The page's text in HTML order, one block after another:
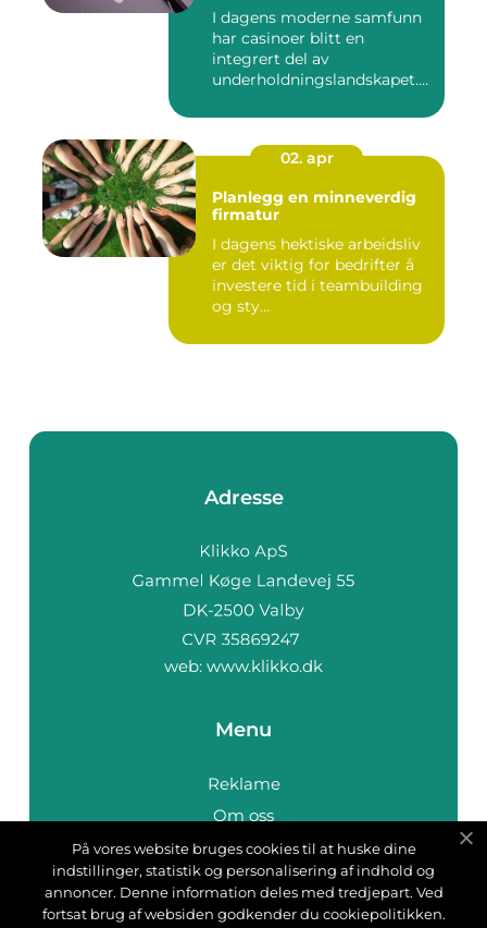
I dagens moderne samfunn
har casinoer blitt en
integrert del av
underholdningslandskapet.
02. apr
Planlegg en minneverdig
firmatur
I dagens hektiske arbeidsliv
er det viktig for bedrifter å
investere tid i teambuilding
og sty...
Adresse
web: www.klikko.dk
Menu
Reklame
Om oss
Cookies
Kontakt Oss
Sitemap
På vores website bruges cookies til at huske dine
indstillinger, statistik og personalisering af indhold og
annoncer. Denne information deles med tredjepart. Ved
fortsat brug af websiden godkender du cookiepolitikken.